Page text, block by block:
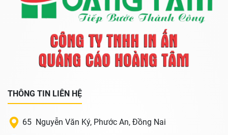
THÔNG TIN LIÊN HỆ
65 Nguyễn Văn Ký, Phước An, Đồng Nai